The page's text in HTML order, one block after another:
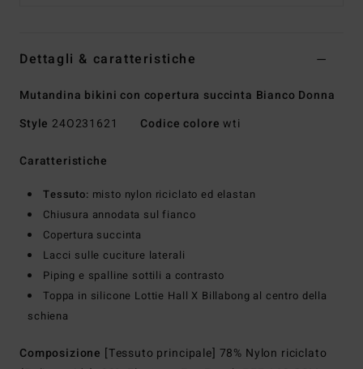
Dettagli & caratteristiche
Mutandina bikini con copertura succinta Bianco Donna
Style 24O231621 Codice colore wti
Caratteristiche
Tessuto: misto nylon riciclato ed elastan
Chiusura annodata sul fianco
Copertura succinta
Lacci sulle cuciture laterali
Piping e spalline sottili a contrasto
Toppa in silicone Lottie Hall X Billabong al centro della
schiena
Composizione [Tessuto principale] 78% Nylon riciclato